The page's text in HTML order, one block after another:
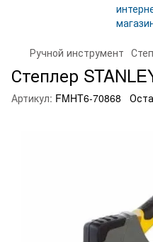
Ручной инструмент
Степлер
Артикул: FMHT6-70868